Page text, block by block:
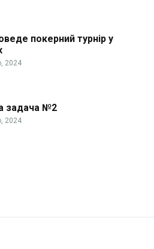
покерний турнір у
2024
задача №2
2024